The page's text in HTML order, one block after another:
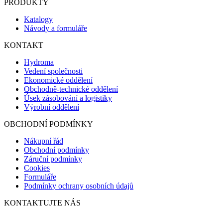
PRODUKTY
Katalogy
Návody a formuláře
KONTAKT
Hydroma
Vedení společnosti
Ekonomické oddělení
Obchodně-technické oddělení
Úsek zásobování a logistiky
Výrobní oddělení
OBCHODNÍ PODMÍNKY
Nákupní řád
Obchodní podmínky
Záruční podmínky
Cookies
Formuláře
Podmínky ochrany osobních údajů
KONTAKTUJTE NÁS